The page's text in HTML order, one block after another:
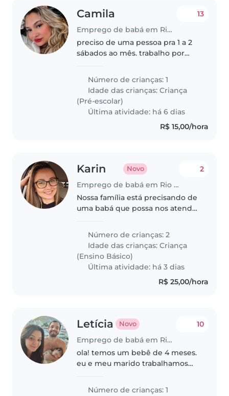
Camila
Emprego de babá em Rio de Janeiro
13
preciso de uma pessoa pra 1 a 2
sábados ao mês. trabalho por
Número de crianças: 1
Idade das crianças:Criança
(Pré-escolar)
Última atividade: há 6 dias
R$ 15,00/hora
Karin Novo
Emprego de babá em Rio de Janeiro
2
Nossa família está precisando de
uma babá que possa nos atender
as avós não possam ajudar. Do
horário de retorno da escola até
o meu retorno do trabalho,..
Número de crianças: 2
Idade das crianças:Criança
(Ensino Básico)
Última atividade: há 3 dias
R$ 25,00/hora
Letícia Novo
Emprego de babá em Rio de Janeiro
10
ola! temos um bebê de 4 meses.
eu e meu marido trabalhamos
Número de crianças: 1